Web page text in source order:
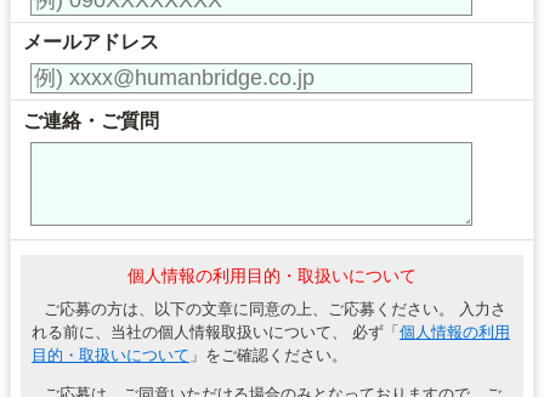
メールアドレス
ご連絡・ご質問
個人情報の利用目的・取扱いについて
ご応募の方は、以下の文章に同意の上、ご応募ください。 入力さ
れる前に、当社の個人情報取扱いについて、 必ず「 個人情報の利用
目的・取扱いについて 」をご確認ください。